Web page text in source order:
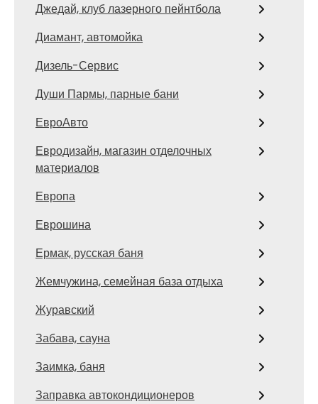
Джедай, клуб лазерного пейнтбола
Диамант, автомойка
Дизель-Сервис
Души Пармы, парные бани
ЕвроАвто
Евродизайн, магазин отделочных
материалов
Европа
Еврошина
Ермак, русская баня
Жемчужина, семейная база отдыха
Журавский
Забава, сауна
Заимка, баня
Заправка автокондиционеров